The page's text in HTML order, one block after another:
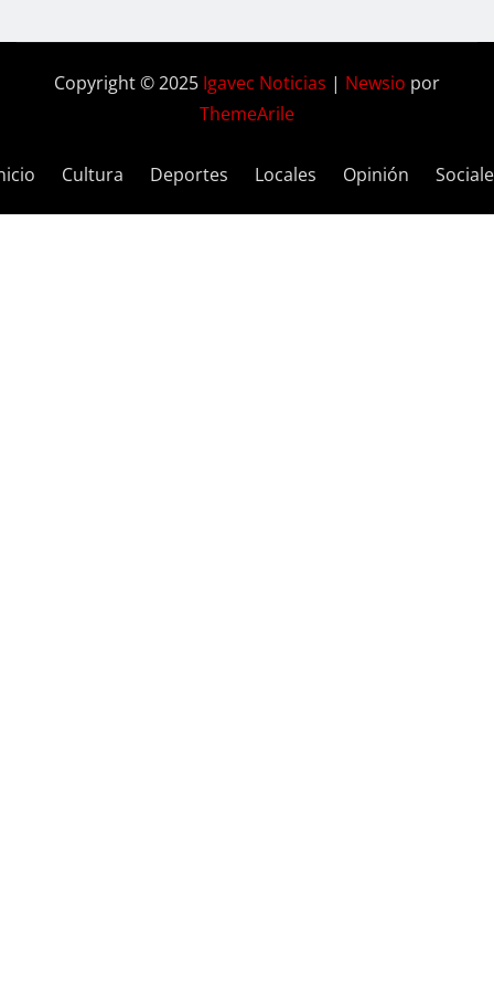
Copyright © 2025 Igavec Noticias | Newsio por
ThemeArile
Cultura Deportes Locales Opinión